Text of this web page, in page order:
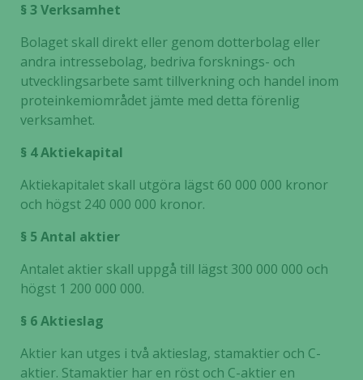
§ 3 Verksamhet
Bolaget skall direkt eller genom dotterbolag eller
andra intressebolag, bedriva forsknings- och
utvecklingsarbete samt tillverkning och handel inom
proteinkemiområdet jämte med detta förenlig
verksamhet.
§ 4 Aktiekapital
Aktiekapitalet skall utgöra lägst 60 000 000 kronor
och högst 240 000 000 kronor.
§ 5 Antal aktier
Antalet aktier skall uppgå till lägst 300 000 000 och
högst 1 200 000 000.
§ 6 Aktieslag
Aktier kan utges i två aktieslag, stamaktier och C-
aktier. Stamaktier har en röst och C-aktier en